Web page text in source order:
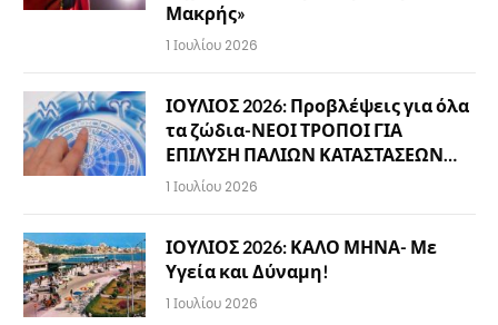
Μακρής»
1 Ιουλίου 2026
ΙΟΥΛΙΟΣ 2026: Προβλέψεις για όλα
τα ζώδια-ΝΕΟΙ ΤΡΟΠΟΙ ΓΙΑ
ΕΠΙΛΥΣΗ ΠΑΛΙΩΝ ΚΑΤΑΣΤΑΣΕΩΝ…
1 Ιουλίου 2026
ΙΟΥΛΙΟΣ 2026: ΚΑΛΟ ΜΗΝΑ- Με
Υγεία και Δύναμη!
1 Ιουλίου 2026